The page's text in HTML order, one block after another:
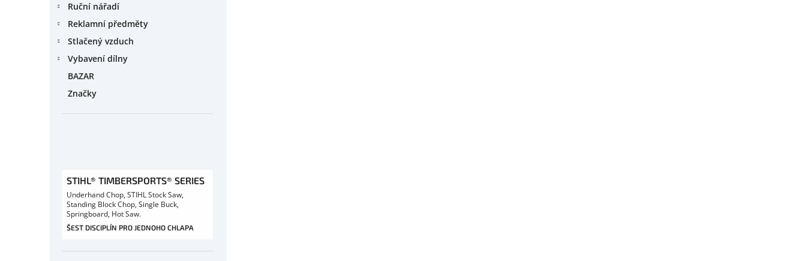
Ruční nářadí
Reklamní předměty
Stlačený vzduch
Vybavení dílny
BAZAR
Značky
STIHL® TIMBERSPORTS® SERIES
Underhand Chop, STIHL Stock Saw,
Standing Block Chop, Single Buck,
Springboard, Hot Saw.
ŠEST DISCIPLÍN PRO JEDNOHO CHLAPA